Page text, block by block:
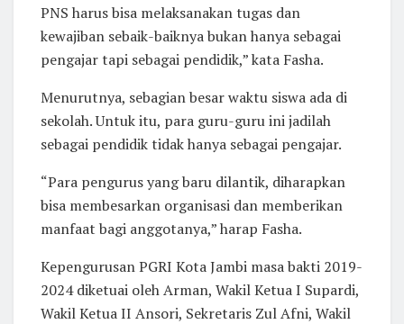
PNS harus bisa melaksanakan tugas dan
kewajiban sebaik-baiknya bukan hanya sebagai
pengajar tapi sebagai pendidik,” kata Fasha.
Menurutnya, sebagian besar waktu siswa ada di
sekolah. Untuk itu, para guru-guru ini jadilah
sebagai pendidik tidak hanya sebagai pengajar.
“Para pengurus yang baru dilantik, diharapkan
bisa membesarkan organisasi dan memberikan
manfaat bagi anggotanya,” harap Fasha.
Kepengurusan PGRI Kota Jambi masa bakti 2019-
2024 diketuai oleh Arman, Wakil Ketua I Supardi,
Wakil Ketua II Ansori, Sekretaris Zul Afni, Wakil